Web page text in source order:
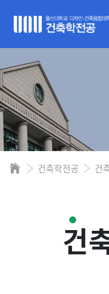
건축학전공 건
건